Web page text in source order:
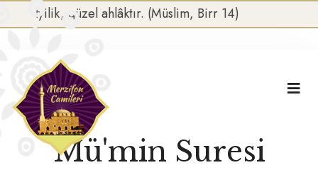
güzel ahlâktır. (Müslim, Birr 14)
Mü'min Suresi